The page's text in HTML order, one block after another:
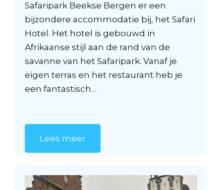
Safaripark Beekse Bergen er een
bijzondere accommodatie bij, het Safari
Hotel. Het hotel is gebouwd in
Afrikaanse stijl aan de rand van de
savanne van het Safaripark. Vanaf je
eigen terras en het restaurant heb je
een fantastisch…
Lees meer